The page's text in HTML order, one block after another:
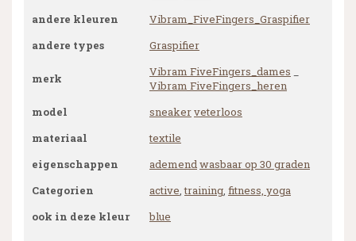
andere kleuren
Vibram_FiveFingers_Graspifier
andere types
Graspifier
merk Vibram FiveFingers_dames
Vibram FiveFingers_heren
model
sneakerveterloos
materiaal
textile
eigenschappen
ademendwasbaar op 30 graden
Categorien
active,training, fitness, yoga
ook in deze kleur
blue